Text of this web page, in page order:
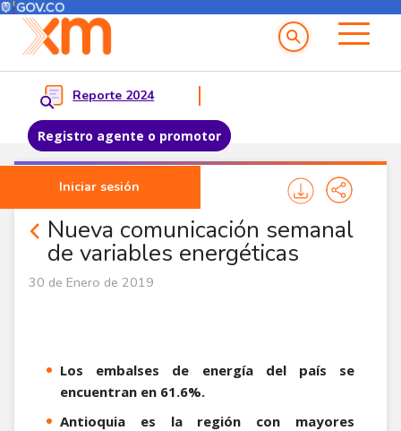
Pasar al contenido principal
Menú del Usuario
Reporte 2024
Registro agente o promotor
Iniciar sesión
Menu principal
Nueva comunicación semanal
de variables energéticas
Comunicados
30 de Enero de 2019
Los embalses de energía del país se
encuentran en 61.6%.
Antioquia es la región con mayores